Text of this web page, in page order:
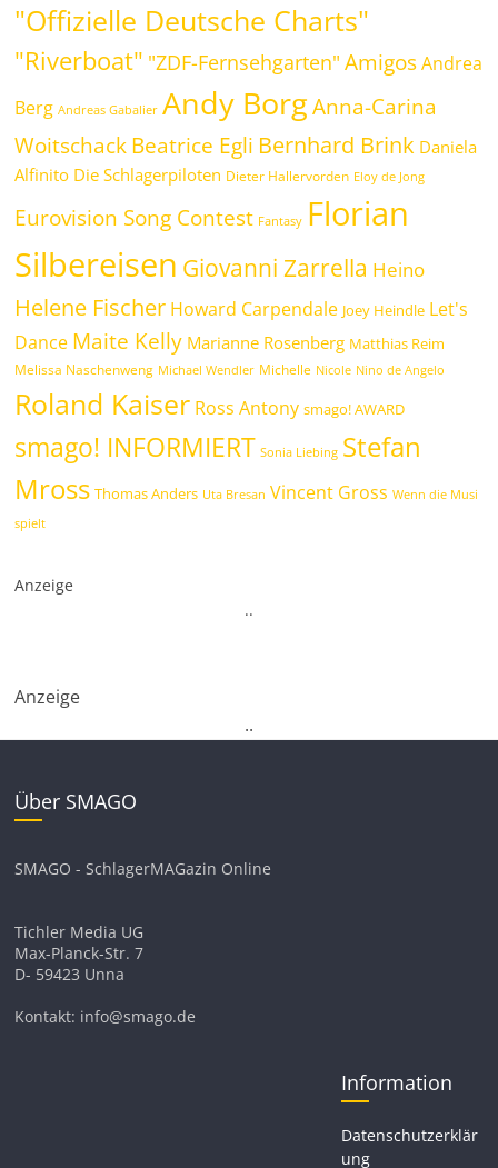
"Offizielle Deutsche Charts"
"Riverboat" "ZDF-Fernsehgarten" Amigos Andrea
Berg Andreas Gabalier Andy Borg Anna-Carina
WoitschackBeatrice Egli Bernhard Brink Daniela
Alfinito Die Schlagerpiloten Dieter Hallervorden Eloy de Jong
Eurovision Song Contest Fantasy Florian
Silbereisen Giovanni Zarrella Heino
Helene Fischer Howard Carpendale Joey Heindle Let's
Dance Maite Kelly Marianne Rosenberg Matthias Reim
Melissa Naschenweng Michael Wendler Michelle Nicole Nino de Angelo
Roland Kaiser Ross Antony smago! AWARD
smago! INFORMIERT Sonia Liebing Stefan
Mross Thomas Anders Uta Bresan Vincent Gross Wenn die Musi
spielt
Anzeige
..
Anzeige
..
Über SMAGO
SMAGO - SchlagerMAGazin Online
Tichler Media UG
Max-Planck-Str. 7
D- 59423 Unna
Kontakt: info@smago.de
Information
Datenschutzerklär
ung